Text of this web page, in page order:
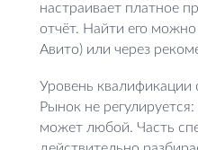
настраивает платное
отчёт. Найти его
Авито) или через
Уровень квалификации
Рынок не
может любой. Часть